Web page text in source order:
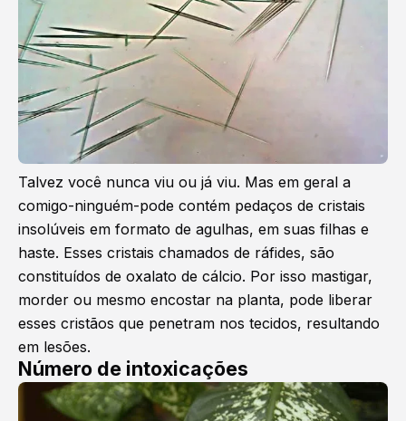
Talvez você nunca viu ou já viu. Mas em geral a
comigo-ninguém-pode contém pedaços de cristais
insolúveis em formato de agulhas, em suas filhas e
haste. Esses cristais chamados de ráfides, são
constituídos de oxalato de cálcio. Por isso mastigar,
morder ou mesmo encostar na planta, pode liberar
esses cristãos que penetram nos tecidos, resultando
em lesões.
Número de intoxicações